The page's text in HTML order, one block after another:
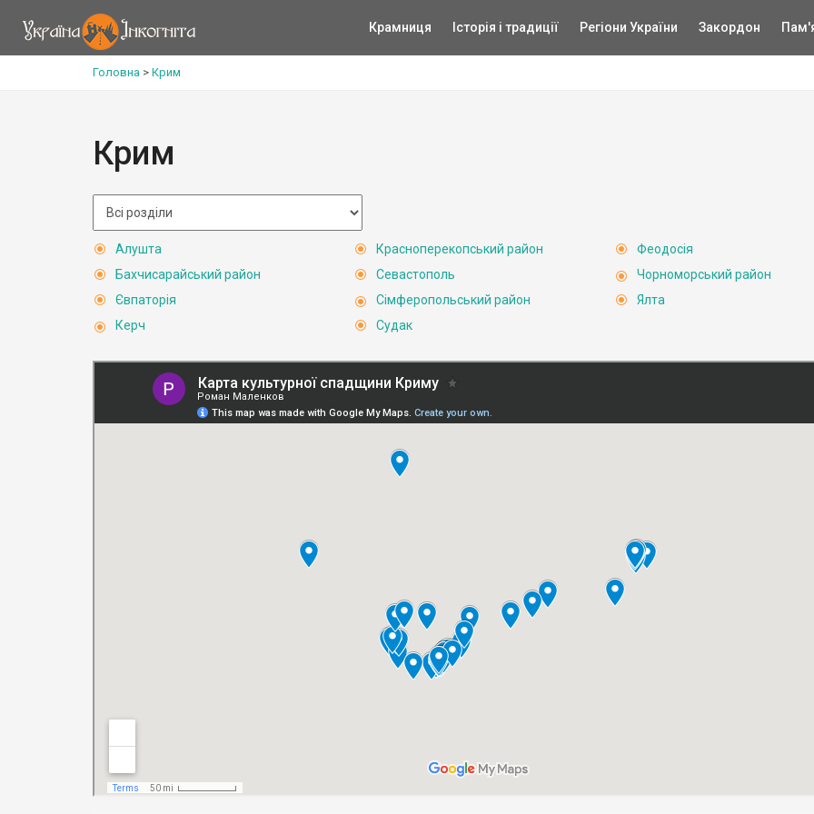
Крамниця Історія і традиції Регіони України Закордон
Головна > Крим
Крим
Алушта
Бахчисарайський район
Євпаторія
Керч
Красноперекопський район
Севастополь
Сімферопольський район
Судак
Феодосія
Чорноморський район
Ялта